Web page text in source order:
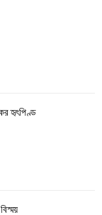
হৃৎপিণ্ড